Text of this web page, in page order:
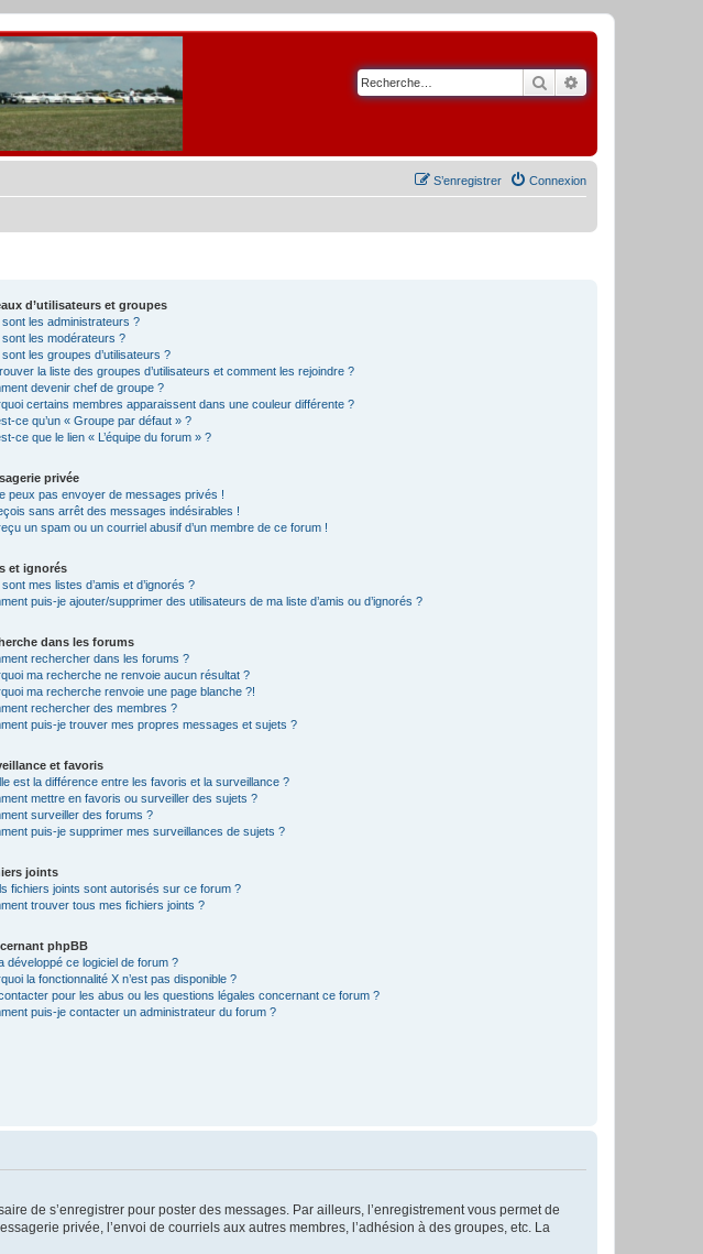
Rechercher
Connexion
S’enregistrer
d’utilisateurs et groupes
sont les administrateurs ?
sont les modérateurs ?
les groupes d’utilisateurs ?
la liste des groupes d’utilisateurs et comment les rejoindre ?
devenir chef de groupe ?
certains membres apparaissent dans une couleur différente ?
ce qu’un « Groupe par défaut » ?
ce que le lien « L’équipe du forum » ?
privée
peux pas envoyer de messages privés !
sans arrêt des messages indésirables !
un spam ou un courriel abusif d’un membre de ce forum !
et ignorés
mes listes d’amis et d’ignorés ?
puis-je ajouter/supprimer des utilisateurs de ma liste d’amis ou d’ignorés ?
dans les forums
rechercher dans les forums ?
ma recherche ne renvoie aucun résultat ?
ma recherche renvoie une page blanche ?!
rechercher des membres ?
puis-je trouver mes propres messages et sujets ?
et favoris
est la différence entre les favoris et la surveillance ?
mettre en favoris ou surveiller des sujets ?
surveiller des forums ?
puis-je supprimer mes surveillances de sujets ?
joints
fichiers joints sont autorisés sur ce forum ?
trouver tous mes fichiers joints ?
phpBB
développé ce logiciel de forum ?
la fonctionnalité X n’est pas disponible ?
pour les abus ou les questions légales concernant ce forum ?
puis-je contacter un administrateur du forum ?
de s’enregistrer pour poster des messages. Par ailleurs, l’enregistrement vous permet de
privée, l’envoi de courriels aux autres membres, l’adhésion à des groupes, etc. La